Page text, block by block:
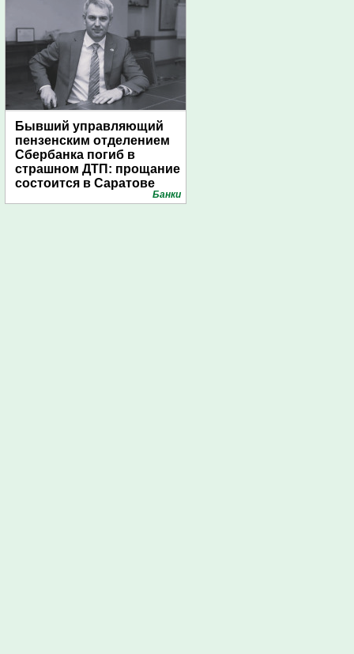
Бывший управляющий
пензенским отделением
Сбербанка погиб в
страшном ДТП: прощание
состоится в Саратове
Банки